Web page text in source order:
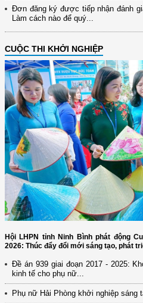
Đơn đăng ký được tiếp nhận đánh
Làm cách nào để quý...
CUỘC THI KHỞI NGHIỆP
Hội LHPN tỉnh Ninh Bình phát động
2026: Thúc đẩy đổi mới sáng tạo, phát
Đề án 939 giai đoạn 2017 - 2025:
kinh tế cho phụ nữ...
Phụ nữ Hải Phòng khởi nghiệp sáng